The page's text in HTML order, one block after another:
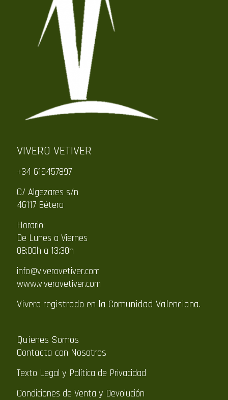
VIVERO VETIVER
+34 619457897
C/ Algezares s/n
46117 Bétera
Horario:
De Lunes a Viernes
08:00h a 13:30h
info@viverovetiver.com
www.viverovetiver.com
Vivero registrado en la Comunidad Valenciana.
Quienes Somos
Contacta con Nosotros
Texto Legal y Política de Privacidad
Condiciones de Venta y Devolución